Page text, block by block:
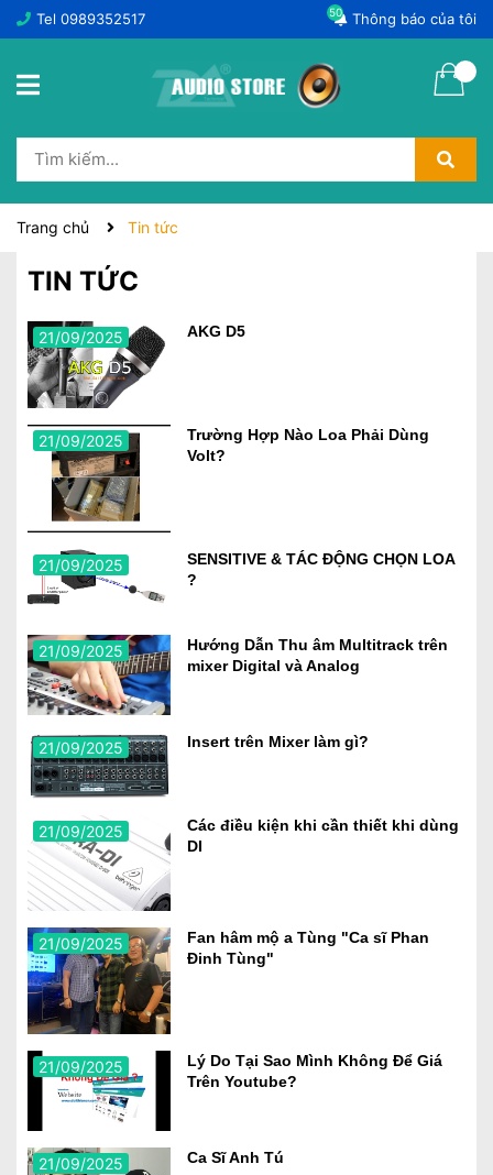
Tel 0989352517 Thông báo của tôi
50
Trang chủ Tin tức
TIN TỨC
21/09/2025 AKG D5
21/09/2025
Trường Hợp Nào Loa Phải Dùng
Volt?
21/09/2025
SENSITIVE & TÁC ĐỘNG CHỌN LOA
?
21/09/2025
Hướng Dẫn Thu âm Multitrack trên
mixer Digital và Analog
21/09/2025 Insert trên Mixer làm gì?
21/09/2025
Các điều kiện khi cần thiết khi dùng
DI
21/09/2025
Fan hâm mộ a Tùng "Ca sĩ Phan
Đinh Tùng"
21/09/2025
Lý Do Tại Sao Mình Không Để Giá
Trên Youtube?
21/09/2025 Ca Sĩ Anh Tú